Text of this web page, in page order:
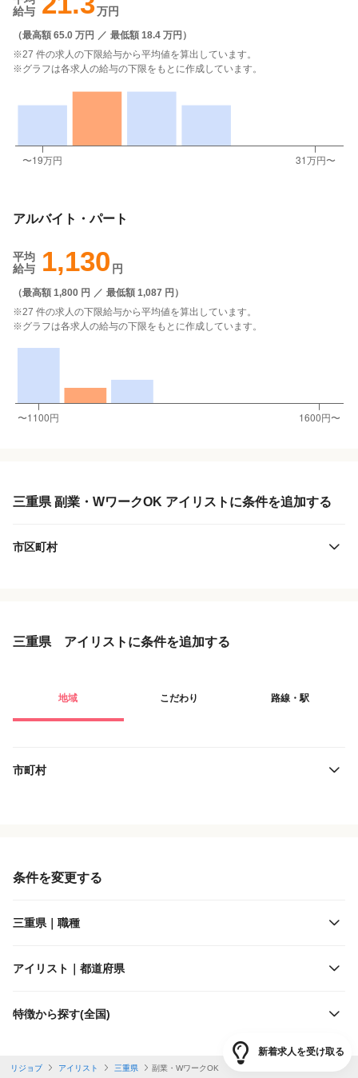
給与
万円
（最高額 65.0 万円 ／ 最低額 18.4 万円 ）
※27 件の求人の下限給与から平均値を算出しています。
※グラフは各求人の給与の下限をもとに作成しています。
アルバイト・パート
平均
給与
1,130 円
（最高額 1,800 円 ／ 最低額 1,087 円 ）
※27 件の求人の下限給与から平均値を算出しています。
※グラフは各求人の給与の下限をもとに作成しています。
三重県 副業・WワークOK アイリストに条件を追加する
市区町村
三重県 アイリストに条件を追加する
地域 こだわり 路線・駅
市町村
条件を変更する
三重県｜職種
アイリスト｜都道府県
特徴から探す(全国)
リジョブ アイリスト 三重県 副業・WワークOK
新着求人を受け取る